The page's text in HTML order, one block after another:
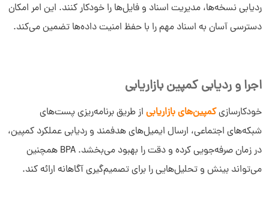
ردیابی نسخه‌ها، مدیریت اسناد و فایل‌ها را خودکار کنند. این امر امکان
دسترسی آسان به اسناد مهم را با حفظ امنیت داده‌ها تضمین می‌کند.
اجرا و ردیابی کمپین بازاریابی
خودکارسازیکمپین‌های بازاریابی از طریق برنامه‌ریزی پست‌های
شبکه‌‌های اجتماعی، ارسال ایمیل‌های هدفمند و ردیابی عملکرد کمپین،
در زمان صرفه‌جویی کرده و دقت را بهبود می‌بخشد. BPA همچنین
می‌تواند بینش و تحلیل‌هایی را برای تصمیم‌گیری آگاهانه ارائه کند.